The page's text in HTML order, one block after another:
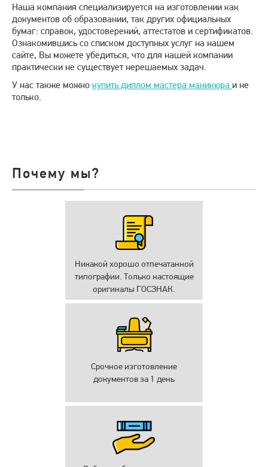
Наша компания специализируется на изготовлении как
документов об образовании, так других официальных
бумаг: справок, удостоверений, аттестатов и сертификатов.
Ознакомившись со списком доступных услуг на нашем
сайте, Вы можете убедиться, что для нашей компании
практически не существует нерешаемых задач.
У нас также можно купить диплом мастера маникюра и не
только.
Почему мы?
Никакой хорошо отпечатанной
типографии. Только настоящие
оригиналы ГОСЗНАК.
Срочное изготовление
документов за 1 день